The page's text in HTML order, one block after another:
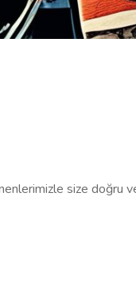
size doğru